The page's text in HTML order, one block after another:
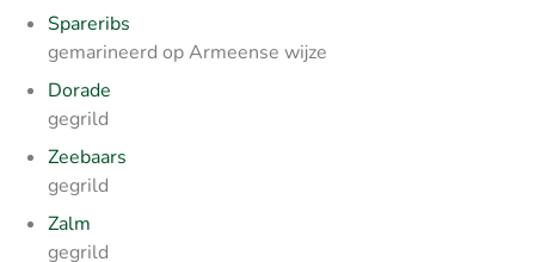
Spareribs
gemarineerd op Armeense wijze
Dorade
gegrild
Zeebaars
gegrild
Zalm
gegrild